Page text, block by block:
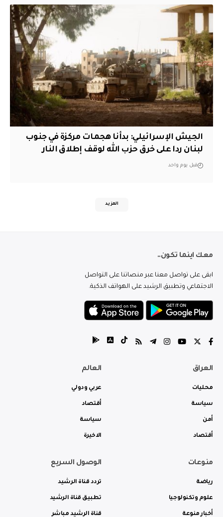
الجيش الإسرائيلي: بدأنا هجمات مركزة في جنوب
لبنان ردا على خرق حزب الله لوقف إطلاق النار
قبل يوم واحد
المزيد
معك اينما تكون..
ابقى على تواصل معنا عبر منصاتنا على التواصل
الاجتماعي وتطبيق الرشيد على الهواتف الذكية.
العراق
محليات
سياسة
أمن
أقتصاد
العالم
عربي ودولي
أقتصاد
سياسة
الاخيرة
منوعات
رياضة
علوم وتكنولوجيا
أخبار منوعة
الوصول السريع
تردد قناة الرشيد
تطبيق قناة الرشيد
قناة الرشيد مباشر